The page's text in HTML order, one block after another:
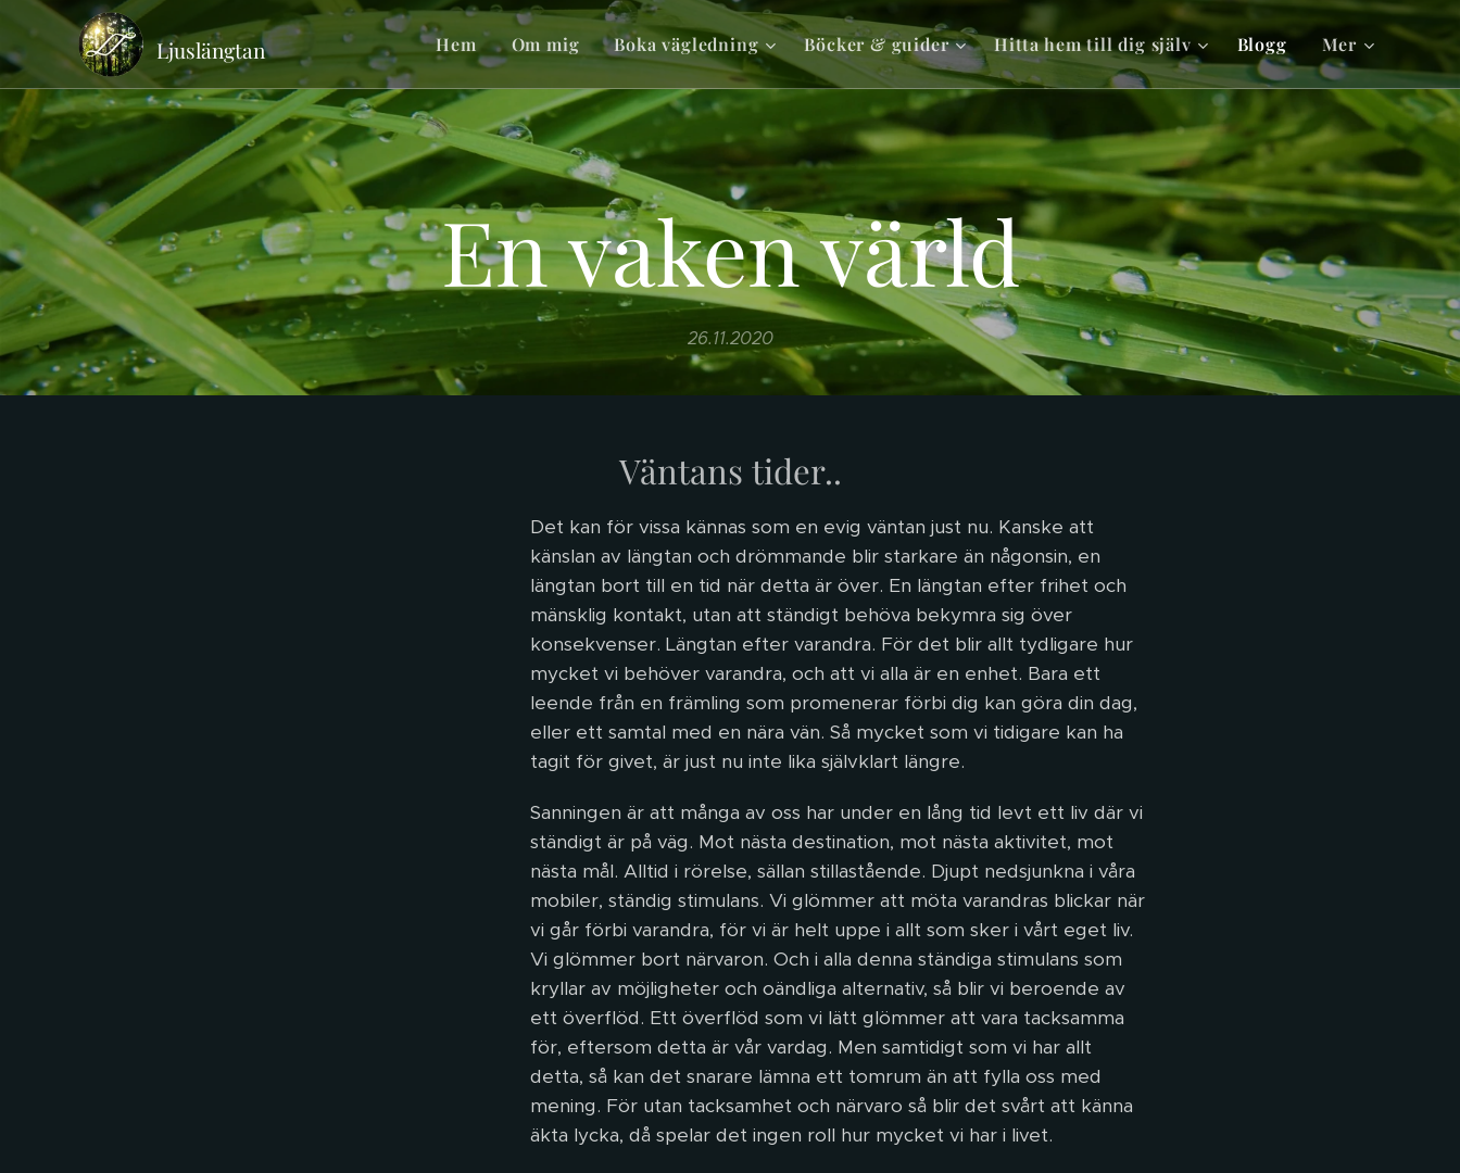
Ljuslängtan Hem Om mig Boka vägledning Böcker & guider Hitta hem till dig själv Blogg Mer
En vaken värld
26.11.2020
Väntans tider..
Det kan för vissa kännas som en evig väntan just nu. Kanske att
känslan av längtan och drömmande blir starkare än någonsin, en
längtan bort till en tid när detta är över. En längtan efter frihet och
mänsklig kontakt, utan att ständigt behöva bekymra sig över
konsekvenser. Längtan efter varandra. För det blir allt tydligare hur
mycket vi behöver varandra, och att vi alla är en enhet. Bara ett
leende från en främling som promenerar förbi dig kan göra din dag,
eller ett samtal med en nära vän. Så mycket som vi tidigare kan ha
tagit för givet, är just nu inte lika självklart längre.
Sanningen är att många av oss har under en lång tid levt ett liv där vi
ständigt är på väg. Mot nästa destination, mot nästa aktivitet, mot
nästa mål. Alltid i rörelse, sällan stillastående. Djupt nedsjunkna i våra
mobiler, ständig stimulans. Vi glömmer att möta varandras blickar när
vi går förbi varandra, för vi är helt uppe i allt som sker i vårt eget liv.
Vi glömmer bort närvaron. Och i alla denna ständiga stimulans som
kryllar av möjligheter och oändliga alternativ, så blir vi beroende av
ett överflöd. Ett överflöd som vi lätt glömmer att vara tacksamma
för, eftersom detta är vår vardag. Men samtidigt som vi har allt
detta, så kan det snarare lämna ett tomrum än att fylla oss med
mening. För utan tacksamhet och närvaro så blir det svårt att känna
äkta lycka, då spelar det ingen roll hur mycket vi har i livet.